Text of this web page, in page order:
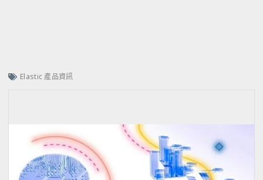
Elastic 產品資訊